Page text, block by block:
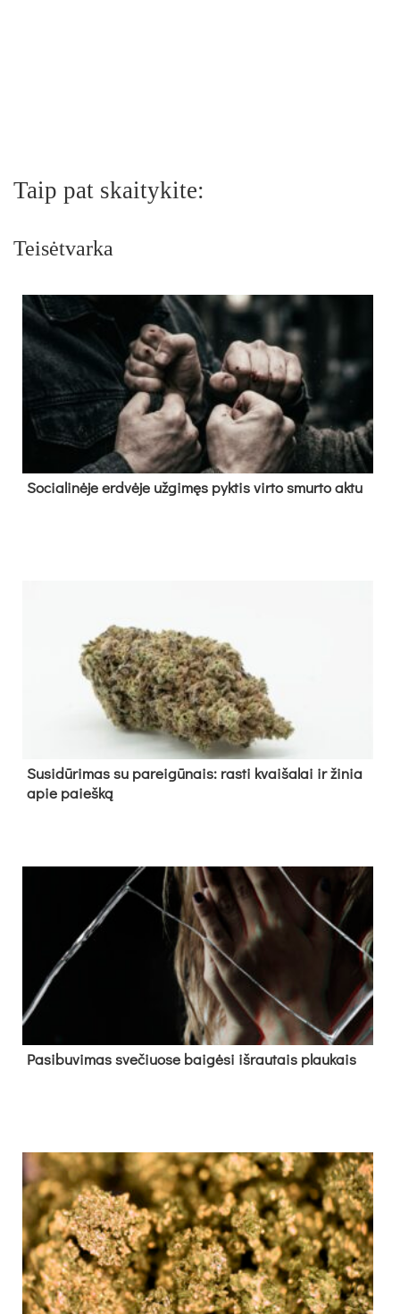
Taip pat skaitykite:
Teisėtvarka
So­cia­li­nė­je erd­vė­je už­gi­męs pyk­tis vir­to smur­to ak­tu
Su­si­dū­ri­mas su pa­rei­gū­nais: ras­ti kvai­ša­lai ir ži­nia
apie paieš­ką
Pa­si­bu­vi­mas sve­čiuo­se bai­gė­si iš­rau­tais plau­kais